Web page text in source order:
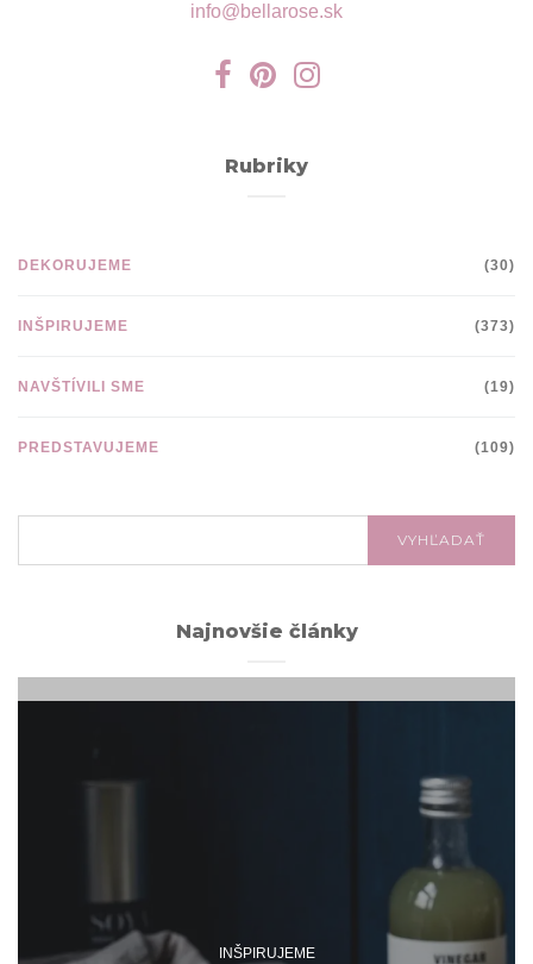
info@bellarose.sk
Rubriky
DEKORUJEME (30)
INŠPIRUJEME (373)
NAVŠTÍVILI SME (19)
PREDSTAVUJEME (109)
VYHĽADAŤ
Najnovšie články
INŠPIRUJEME